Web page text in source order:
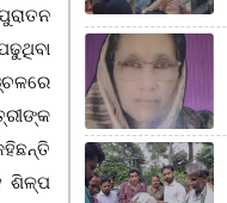
ଶିଳ୍ପ